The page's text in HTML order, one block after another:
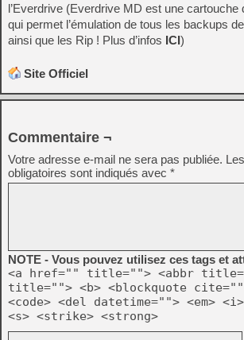
l’Everdrive (Everdrive MD est une cartouche
qui permet l’émulation de tous les backups
ainsi que les Rip ! Plus d’infos ICI)
Site Officiel
Commentaire ¬
Votre adresse e-mail ne sera pas publiée.
obligatoires sont indiqués avec *
NOTE - Vous pouvez utilisez ces tags et
<a href="" title=""> <abbr
title=""> <b> <blockquote
<code> <del datetime=""> <em>
<s> <strike> <strong>